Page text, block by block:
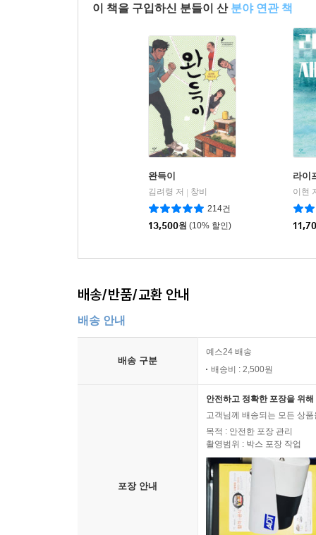
이 책을 구입하신 분들이 산 분야 연관 책
완득이
김려령 저
창비
214건
13,500원 (10% 할인)
라이
이현
배송/반품/교환 안내
배송 안내
배송 구분
예스24 배송
배송비 : 2,500원
포장 안내
안전하고 정확한 포장을 위
고객님께 배송되는 모든 상
목적 : 안전한 포장 관리
촬영범위 : 박스 포장 작업